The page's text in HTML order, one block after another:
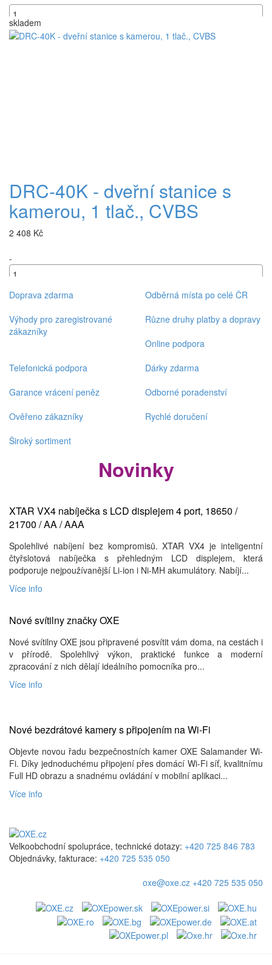
+
skladem
DRC-40K - dveřní stanice s
kamerou, 1 tlač., CVBS
2 408 Kč
-
+
Doprava zdarma
Odběrná místa po celé ČR
Výhody pro zaregistrované
zákazníky
Různe druhy platby a dopravy
Online podpora
Telefonická podpora
Dárky zdarma
Garance vrácení peněz
Odborné poradenství
Ověřeno zákazníky
Rychlé doručení
Široký sortiment
Novinky
XTAR VX4 nabíječka s LCD displejem 4 port, 18650 /
21700 / AA / AAA
Spolehlivé nabíjení bez kompromisů. XTAR VX4 je inteligentní
čtyřslotová nabíječka s přehledným LCD displejem, která
podporuje nejpoužívanější Li-ion i Ni-MH akumulátory. Nabíjí...
Více info
Nové svítilny značky OXE
Nové svítilny OXE jsou připravené posvítit vám doma, na cestách i
v přírodě. Spolehlivý výkon, praktické funkce a moderní
zpracování z nich dělají ideálního pomocníka pro...
Více info
Nové bezdrátové kamery s připojením na Wi-Fi
Objevte novou řadu bezpečnostních kamer OXE Salamander Wi-
Fi. Díky jednoduchému připojení přes domácí Wi-Fi síť, kvalitnímu
Full HD obrazu a snadnému ovládání v mobilní aplikaci...
Více info
Velkoobchodní spolupráce, technické dotazy: +420 725 846 783
Objednávky, fakturace: +420 725 535 050
oxe@oxe.cz +420 725 535 050